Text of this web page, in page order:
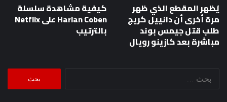
يُظهر المقطع الذي ظهر
مرة أخرى أن دانييل كريج
طلب قتل جيمس بوند
مباشرة بعد كازينو رويال
كيفية مشاهدة سلسلة
Harlan Coben على Netflix
بالترتيب